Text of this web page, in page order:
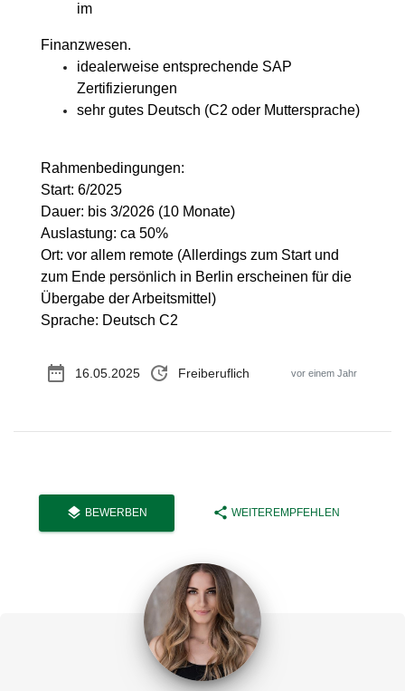
im
Finanzwesen.
idealerweise entsprechende SAP
Zertifizierungen
sehr gutes Deutsch (C2 oder Muttersprache)
Rahmenbedingungen:
Start: 6/2025
Dauer: bis 3/2026 (10 Monate)
Auslastung: ca 50%
Ort: vor allem remote (Allerdings zum Start und
zum Ende persönlich in Berlin erscheinen für die
Übergabe der Arbeitsmittel)
Sprache: Deutsch C2
date_range 16.05.2025 update Freiberuflich vor einem Jahr
layers BEWERBEN share WEITEREMPFEHLEN